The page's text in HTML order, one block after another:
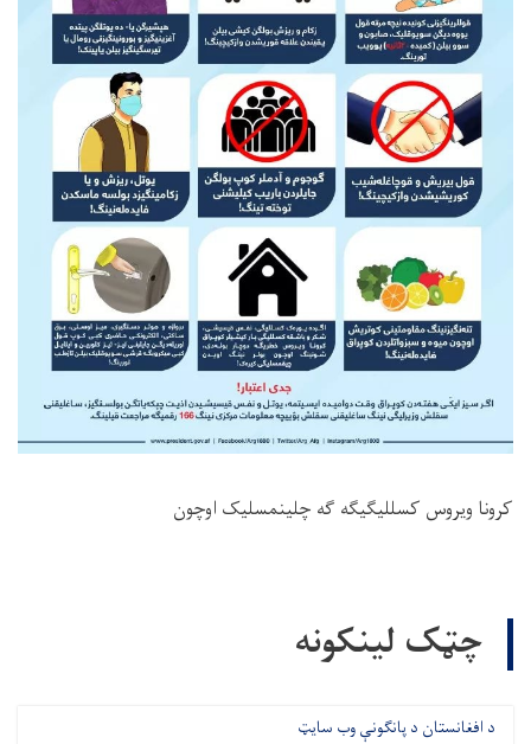
کرونا ویروس کسللیگیگه گه چلینمسلیک اوچون
چټک لینکونه
د افغانستان د پانګونې وب سايټ